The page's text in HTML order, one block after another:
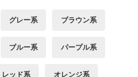
グレー系 ブラウン系
ブルー系 パープル系
レッド系 オレンジ系